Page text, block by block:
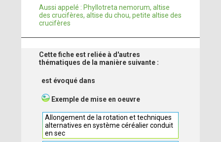
Aussi appelé : Phyllotreta nemorum, altise
des crucifères, altise du chou, petite altise des
crucifères
Cette fiche est reliée à d'autres
thématiques de la manière suivante :
est évoqué dans
Exemple de mise en oeuvre
Allongement de la rotation et techniques
alternatives en système céréalier conduit
en sec